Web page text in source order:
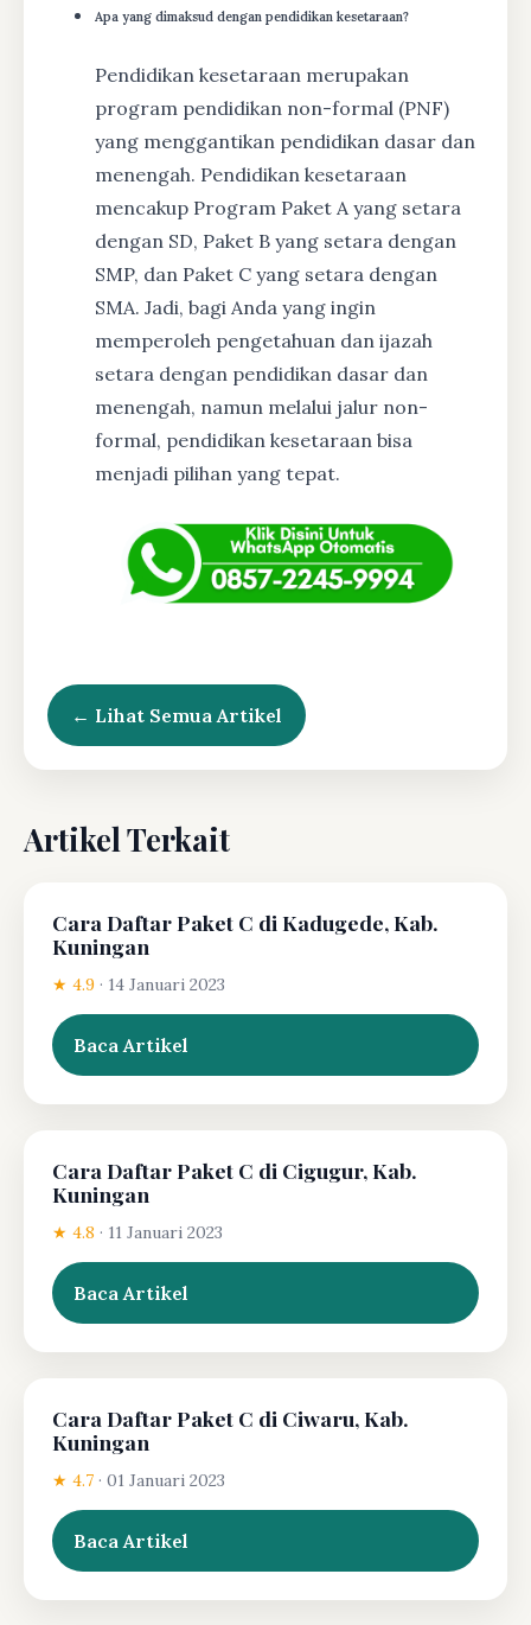
Apa yang dimaksud dengan pendidikan kesetaraan?
Pendidikan kesetaraan merupakan
program pendidikan non-formal (PNF)
yang menggantikan pendidikan dasar dan
menengah. Pendidikan kesetaraan
mencakup Program Paket A yang setara
dengan SD, Paket B yang setara dengan
SMP, dan Paket C yang setara dengan
SMA. Jadi, bagi Anda yang ingin
memperoleh pengetahuan dan ijazah
setara dengan pendidikan dasar dan
menengah, namun melalui jalur non-
formal, pendidikan kesetaraan bisa
menjadi pilihan yang tepat.
← Lihat Semua Artikel
Artikel Terkait
Cara Daftar Paket C di Kadugede, Kab.
Kuningan
★ 4.9 · 14 Januari 2023
Baca Artikel
Cara Daftar Paket C di Cigugur, Kab.
Kuningan
★ 4.8 · 11 Januari 2023
Baca Artikel
Cara Daftar Paket C di Ciwaru, Kab.
Kuningan
★ 4.7 · 01 Januari 2023
Baca Artikel